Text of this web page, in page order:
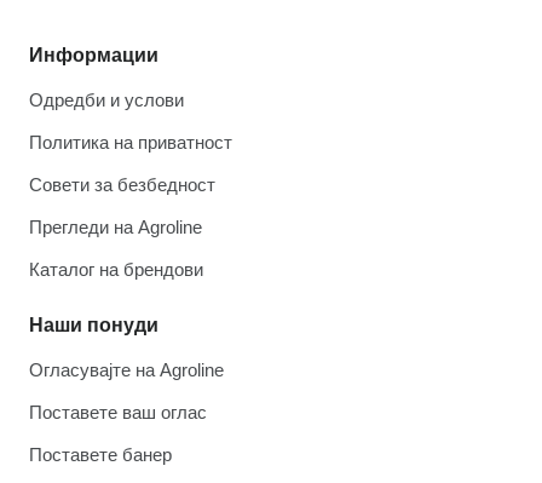
Информации
Одредби и услови
Политика на приватност
Совети за безбедност
Прегледи на Agroline
Каталог на брендови
Наши понуди
Огласувајте на Agroline
Поставете ваш оглас
Поставете банер